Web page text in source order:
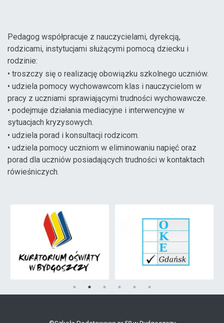
Pedagog współpracuje z nauczycielami, dyrekcją,
rodzicami, instytucjami służącymi pomocą dziecku i
rodzinie:
• troszczy się o realizację obowiązku szkolnego uczniów.
• udziela pomocy wychowawcom klas i nauczycielom w
pracy z uczniami sprawiającymi trudności wychowawcze.
• podejmuje działania mediacyjne i interwencyjne w
sytuacjach kryzysowych.
• udziela porad i konsultacji rodzicom.
• udziela pomocy uczniom w eliminowaniu napięć oraz
porad dla uczniów posiadających trudności w kontaktach
rówieśniczych.